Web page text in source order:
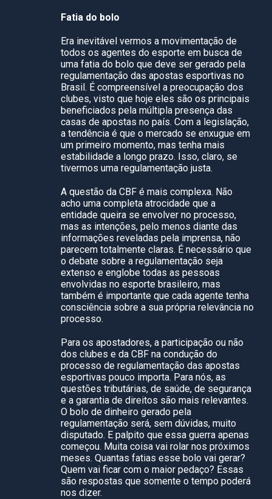
Fatia do bolo
Era inevitável vermos a movimentação de
todos os agentes do esporte em busca de
uma fatia do bolo que deve ser gerado pela
regulamentação das apostas esportivas no
Brasil. É compreensível a preocupação dos
clubes, visto que hoje eles são os principais
beneficiados pela múltipla presença das
casas de apostas no país. Com a legislação,
a tendência é que o mercado se enxugue em
um primeiro momento, mas tenha mais
estabilidade a longo prazo. Isso, claro, se
tivermos uma regulamentação justa.
A questão da CBF é mais complexa. Não
acho uma completa atrocidade que a
entidade queira se envolver no processo,
mas as intenções, pelo menos diante das
informações reveladas pela imprensa, não
parecem totalmente claras. É necessário que
o debate sobre a regulamentação seja
extenso e englobe todas as pessoas
envolvidas no esporte brasileiro, mas
também é importante que cada agente tenha
consciência sobre a sua própria relevância no
processo.
Para os apostadores, a participação ou não
dos clubes e da CBF na condução do
processo de regulamentação das apostas
esportivas pouco importa. Para nós, as
questões tributárias, de saúde, de segurança
e a garantia de direitos são mais relevantes.
O bolo de dinheiro gerado pela
regulamentação será, sem dúvidas, muito
disputado. E palpito que essa guerra apenas
começou. Muita coisa vai rolar nos próximos
meses. Quantas fatias esse bolo vai gerar?
Quem vai ficar com o maior pedaço? Essas
são respostas que somente o tempo poderá
nos dizer.